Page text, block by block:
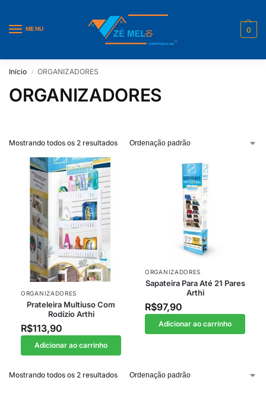
MENU 0
Início / ORGANIZADORES
ORGANIZADORES
Mostrando todos os 2 resultados
ORGANIZADORES
Prateleira Multiuso Com
Rodízio Arthi
R$113,90
Adicionar ao carrinho
ORGANIZADORES
Sapateira Para Até 21 Pares
Arthi
R$97,90
Adicionar ao carrinho
Mostrando todos os 2 resultados